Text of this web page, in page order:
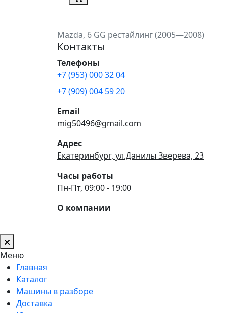
Mazda, 6 GG рестайлинг (2005—2008)
Контакты
Телефоны
+7 (953) 000 32 04
+7 (909) 004 59 20
Email
mig50496@gmail.com
Адрес
Екатеринбург, ул.Данилы Зверева, 23
Часы работы
Пн-Пт, 09:00 - 19:00
О компании
Меню
Главная
Каталог
Машины в разборе
Доставка